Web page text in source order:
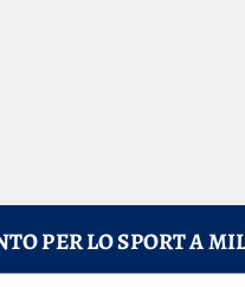
PER LO SPORT A